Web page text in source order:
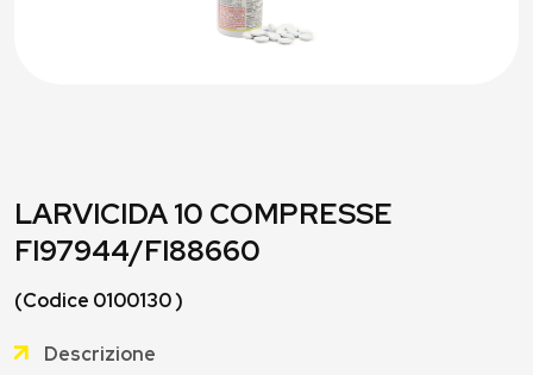
LARVICIDA 10 COMPRESSE
FI97944/FI88660
(Codice 0100130 )
Descrizione